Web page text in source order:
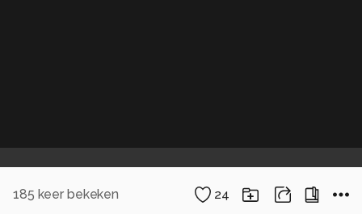
185 keer bekeken 24